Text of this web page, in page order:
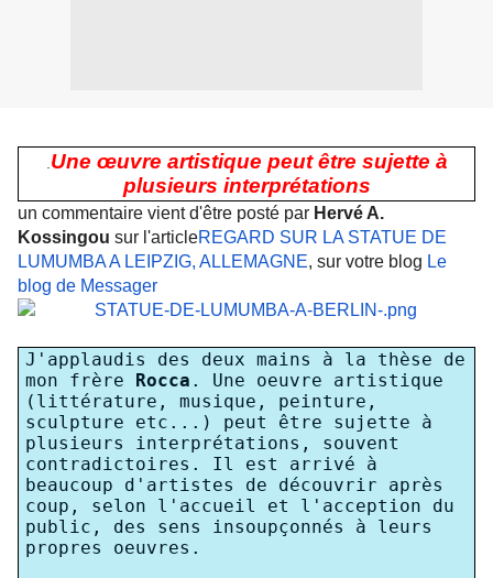
Une œuvre artistique peut être sujette à
plusieurs interprétations
un commentaire vient d'être posté par Hervé A.
Kossingou sur l'articleREGARD SUR LA STATUE DE
LUMUMBA A LEIPZIG, ALLEMAGNE, sur votre blog Le
blog de Messager
J'applaudis des deux mains à la thèse de
mon frère
Rocca . Une oeuvre artistique
(littérature, musique, peinture,
sculpture etc...) peut être sujette à
plusieurs interprétations, souvent
contradictoires. Il est arrivé à
beaucoup d'artistes de découvrir après
coup, selon l'accueil et l'acception du
public, des sens insoupçonnés à leurs
propres oeuvres.